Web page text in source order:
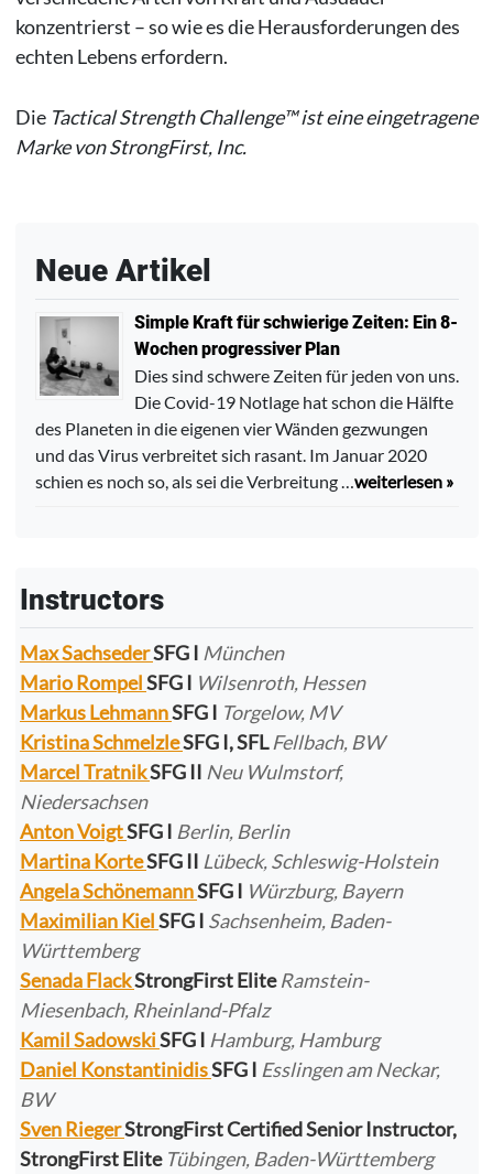
konzentrierst – so wie es die Herausforderungen des
echten Lebens erfordern.
Die Tactical Strength Challenge™ ist eine eingetragene
Marke von StrongFirst, Inc.
Neue Artikel
Simple Kraft für schwierige Zeiten: Ein 8-
Wochen progressiver Plan
Dies sind schwere Zeiten für jeden von uns.
Die Covid-19 Notlage hat schon die Hälfte
des Planeten in die eigenen vier Wänden gezwungen
und das Virus verbreitet sich rasant. Im Januar 2020
schien es noch so, als sei die Verbreitung …weiterlesen »
Instructors
Max SachsederSFG I München
Mario RompelSFG I Wilsenroth, Hessen
Markus LehmannSFG I Torgelow, MV
Kristina SchmelzleSFG I, SFLFellbach, BW
Marcel TratnikSFG II Neu Wulmstorf,
Niedersachsen
Anton VoigtSFG I Berlin, Berlin
Martina KorteSFG II Lübeck, Schleswig-Holstein
Angela SchönemannSFG I Würzburg, Bayern
Maximilian KielSFG I Sachsenheim, Baden-
Württemberg
Senada FlackStrongFirst EliteRamstein-
Miesenbach, Rheinland-Pfalz
Kamil SadowskiSFG I Hamburg, Hamburg
Daniel KonstantinidisSFG I Esslingen am Neckar,
BW
Sven RiegerStrongFirst Certified Senior Instructor,
StrongFirst EliteTübingen, Baden-Württemberg